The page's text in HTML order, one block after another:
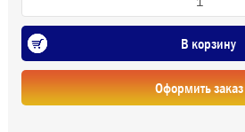
В корзину
Оформить заказ